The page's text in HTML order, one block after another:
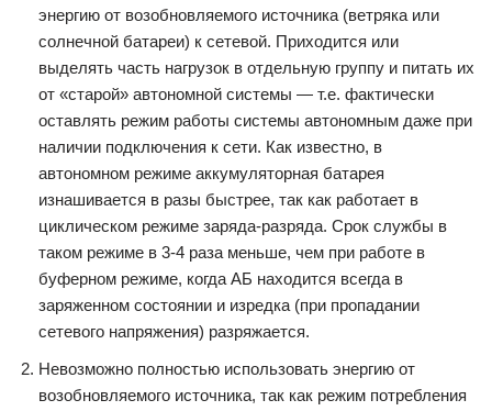
энергию от возобновляемого источника (ветряка или
солнечной батареи) к сетевой. Приходится или
выделять часть нагрузок в отдельную группу и питать их
от «старой» автономной системы — т.е. фактически
оставлять режим работы системы автономным даже при
наличии подключения к сети. Как известно, в
автономном режиме аккумуляторная батарея
изнашивается в разы быстрее, так как работает в
циклическом режиме заряда-разряда. Срок службы в
таком режиме в 3-4 раза меньше, чем при работе в
буферном режиме, когда АБ находится всегда в
заряженном состоянии и изредка (при пропадании
сетевого напряжения) разряжается.
Невозможно полностью использовать энергию от
возобновляемого источника, так как режим потребления